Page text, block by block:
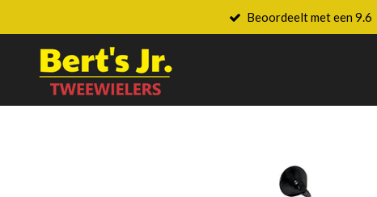
hoofdinhoud
Beoordeelt met een 9.6